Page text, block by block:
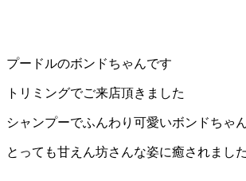
プードルのボンドちゃんです
トリミングでご来店頂きました
シャンプーでふんわり可愛いボンドちゃ
とっても甘えん坊さんな姿に癒されました